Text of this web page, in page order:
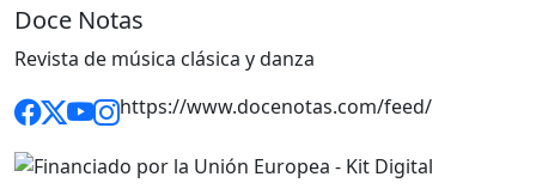
Doce Notas
Revista de música clásica y danza
https://www.docenotas.com/feed/